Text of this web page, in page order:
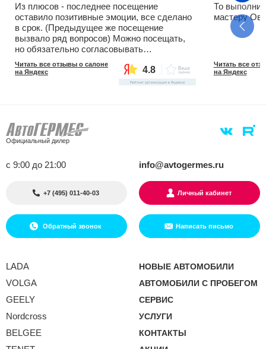
Из плюсов - последнее посещение
оставило позитивные эмоции, все сделано
в срок. (Предыдущее же посещение
вызвало ряд вопросов) Можно посещать,
но обязательно согласовывать
присутствие у ремзону.
Читать все отзывы о салоне
на Яндекс
4.8
То
мастеру
Читать все
на Яндекс
Официальный дилер
с 9:00 до 21:00 info@avtogermes.ru
+7 (495) 011-40-03 Личный кабинет
Обратный звонок Написать письмо
LADA
VOLGA
GEELY
Nordcross
BELGEE
НОВЫЕ АВТОМОБИЛИ
АВТОМОБИЛИ С ПРОБЕГОМ
СЕРВИС
УСЛУГИ
КОНТАКТЫ